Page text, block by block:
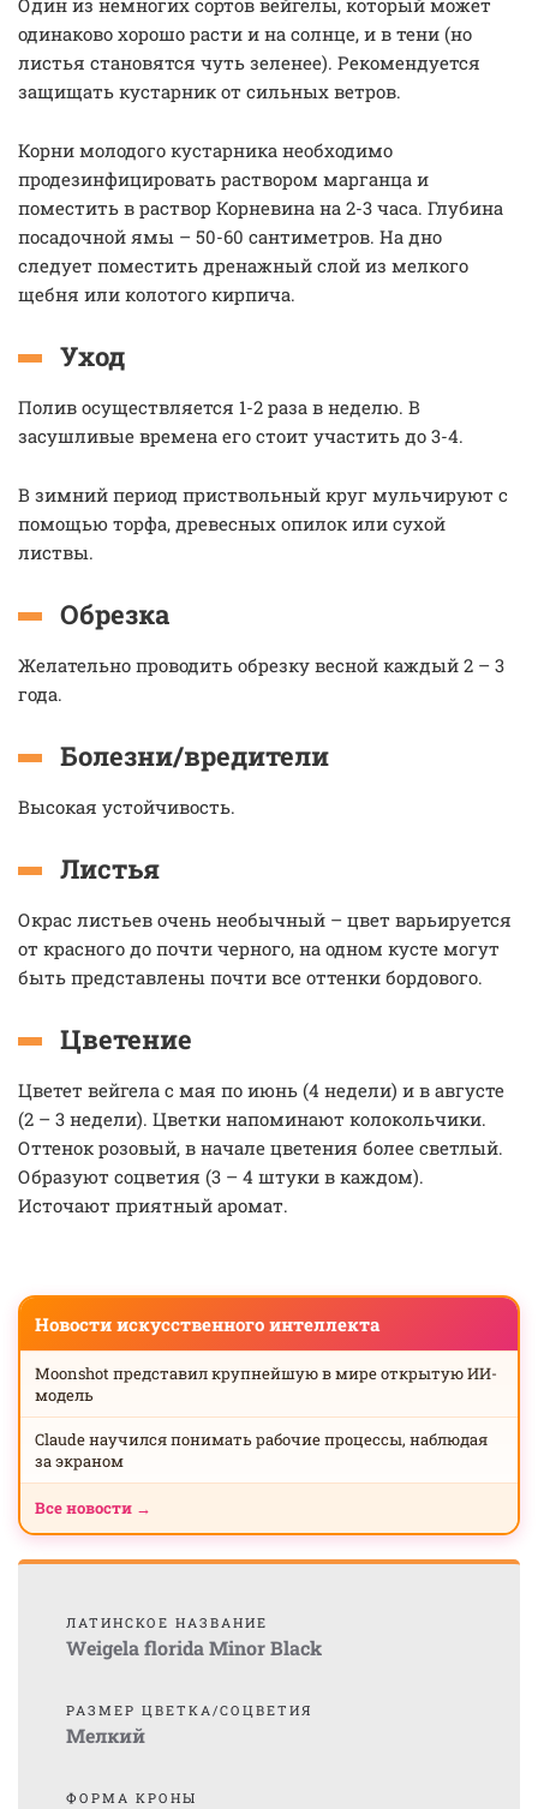
Один из немногих сортов вейгелы, который может
одинаково хорошо расти и на солнце, и в тени (но
листья становятся чуть зеленее). Рекомендуется
защищать кустарник от сильных ветров.
Корни молодого кустарника необходимо
продезинфицировать раствором марганца и
поместить в раствор Корневина на 2-3 часа. Глубина
посадочной ямы – 50-60 сантиметров. На дно
следует поместить дренажный слой из мелкого
щебня или колотого кирпича.
Уход
Полив осуществляется 1-2 раза в неделю. В
засушливые времена его стоит участить до 3-4.
В зимний период приствольный круг мульчируют с
помощью торфа, древесных опилок или сухой
листвы.
Обрезка
Желательно проводить обрезку весной каждый 2 – 3
года.
Болезни/вредители
Высокая устойчивость.
Листья
Окрас листьев очень необычный – цвет варьируется
от красного до почти черного, на одном кусте могут
быть представлены почти все оттенки бордового.
Цветение
Цветет вейгела с мая по июнь (4 недели) и в августе
(2 – 3 недели). Цветки напоминают колокольчики.
Оттенок розовый, в начале цветения более светлый.
Образуют соцветия (3 – 4 штуки в каждом).
Источают приятный аромат.
Новости искусственного интеллекта
Moonshot представил крупнейшую в мире открытую ИИ-
модель
Claude научился понимать рабочие процессы, наблюдая
за экраном
Все новости →
ЛАТИНСКОЕ НАЗВАНИЕ
Weigela florida Minor Black
РАЗМЕР ЦВЕТКА/СОЦВЕТИЯ
Мелкий
ФОРМА КРОНЫ